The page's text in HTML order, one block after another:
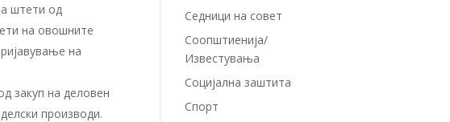
штети од
на овошните
на
закуп на деловен
производи.
Седници на совет
Соопштиенија/
Известувања
Социјална заштита
Спорт